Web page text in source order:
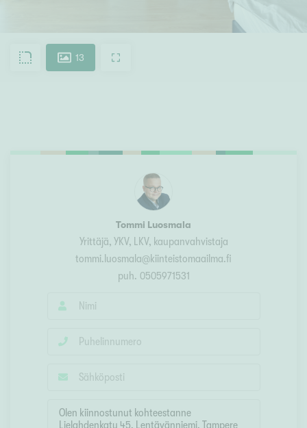
13
Tommi Luosmala
Yrittäjä, YKV, LKV, kaupanvahvistaja
tommi.luosmala@kiinteistomaailma.fi
puh. 0505971531